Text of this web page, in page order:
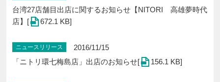
台湾27店舗目出店に関するお知らせ【NITORI 高雄夢時代
店】[
672.1 KB]
ニュースリリース
2016/11/15
「ニトリ環七梅島店」出店のお知らせ[
156.1 KB]